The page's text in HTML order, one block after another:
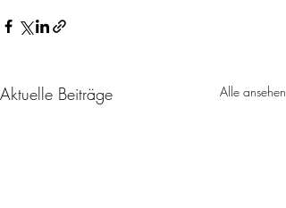
Aktuelle Beiträge Alle ansehen